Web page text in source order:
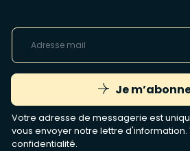
Je
Votre adresse de messagerie est
vous envoyer notre lettre d'information.
confidentialité.